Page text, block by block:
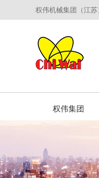
权伟机械集团（江苏
权伟集团